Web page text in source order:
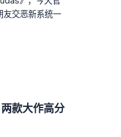
友交恶新系统一
款大作高分